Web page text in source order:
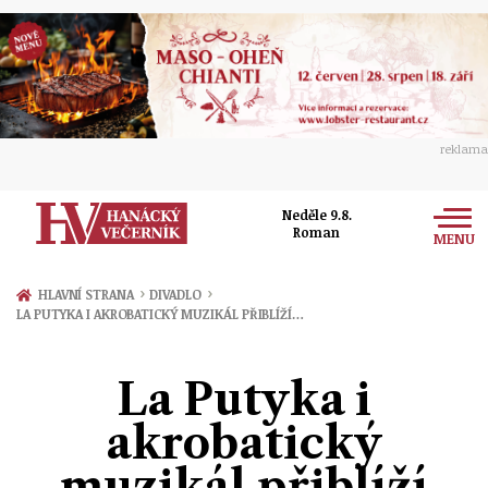
reklama
Neděle 9.8.
Roman
MENU
Zprávy
Ekonomika
Společnost
Ženy
Sport
HLAVNÍ STRANA › DIVADLO ›
LA PUTYKA I AKROBATICKÝ MUZIKÁL PŘIBLÍŽÍ…
La Putyka i
akrobatický